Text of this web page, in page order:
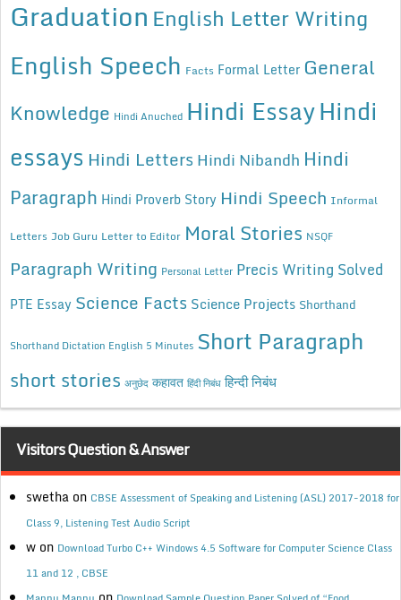
Graduation English Letter Writing
English Speech Facts Formal Letter General
Knowledge Hindi Anuched Hindi EssayHindi
essays Hindi Letters Hindi Nibandh Hindi
Paragraph Hindi Proverb Story Hindi Speech Informal
Letters Job Guru Letter to Editor Moral Stories NSQF
Paragraph Writing Personal Letter Precis Writing Solved
PTE Essay Science Facts Science Projects Shorthand
Shorthand Dictation English 5 Minutes Short Paragraph
short stories अनुछेद कहावत हिंदी निबंध हिन्दी निबंध
Visitors Question & Answer
swetha on CBSE Assessment of Speaking and Listening (ASL) 2017-2018 for
Class 9, Listening Test Audio Script
w on Download Turbo C++ Windows 4.5 Software for Computer Science Class
11 and 12 , CBSE